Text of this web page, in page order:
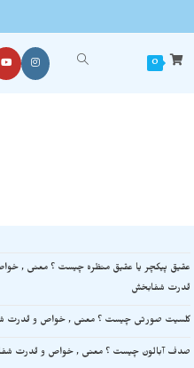
0
عقیق پیکچر یا عقیق منظره چیست ؟ معنی ,
قدرت شفابخش
کلسیت صورتی چیست ؟ معنی , خواص و قدرت
صدف آبالون چیست ؟ معنی , خواص و قدرت